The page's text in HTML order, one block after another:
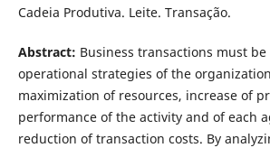
Cadeia Produtiva. Leite. Transação.
Abstract: Business transactions must
operational strategies of the
maximization of resources, increase of
performance of the activity and of each
reduction of transaction costs. By